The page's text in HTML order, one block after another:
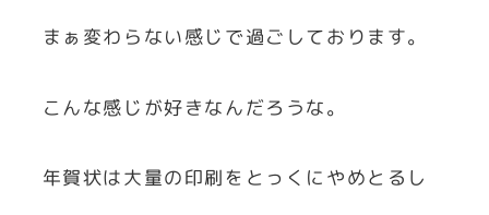
まぁ変わらない感じで過ごしております。
こんな感じが好きなんだろうな。
年賀状は大量の印刷をとっくにやめとるし